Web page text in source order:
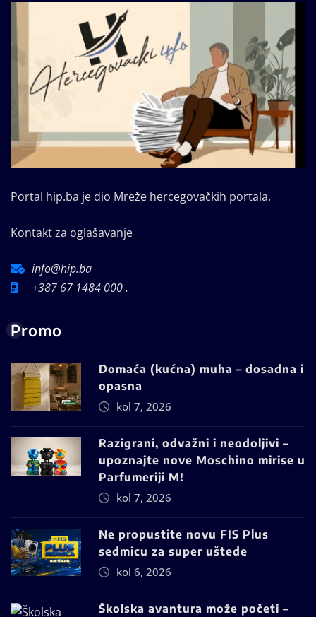
Portal hip.ba je dio Mreže hercegovačkih portala.
Kontakt za oglašavanje
info@hip.ba
+387 67 1484 000 .
Promo
Domaća (kućna) muha – dosadna i
opasna
kol 7, 2026
Razigrani, odvažni i neodoljivi –
upoznajte nove Moschino mirise u
Parfumeriji M!
kol 7, 2026
Ne propustite novu FIS Plus
sedmicu za super uštede
kol 6, 2026
Školska avantura može početi –